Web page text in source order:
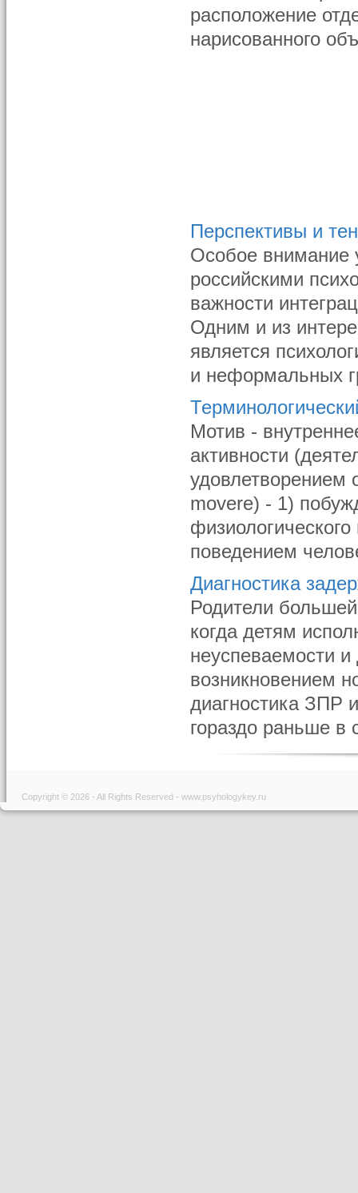
расположение
нарисованного
Перспективы и
Особое внимание
российскими
важности
Одним и из
является
и неформальных
Мотив -
активности
удовлетворением
movere) - 1)
поведением
Диагностика
Родители
когда детям
неуспеваемости
возникновением
диагностика ЗПР
гораздо раньше в
Copyright © 2026 - All Rights Reserved - www.psyhologykey.ru